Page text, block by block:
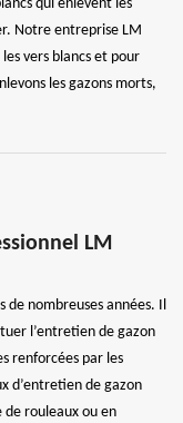
qui enlèvent les
Notre entreprise LM
vers blancs et pour
les gazons morts,
LM
de nombreuses années. Il
l’entretien de gazon
renforcées par les
d’entretien de gazon
de rouleaux ou en